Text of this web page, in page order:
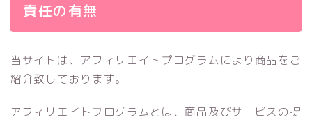
責任の有無
当サイトは、アフィリエイトプログラムにより商品をご
紹介致しております。
アフィリエイトプログラムとは、商品及びサービスの提